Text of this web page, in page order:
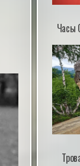
Часы